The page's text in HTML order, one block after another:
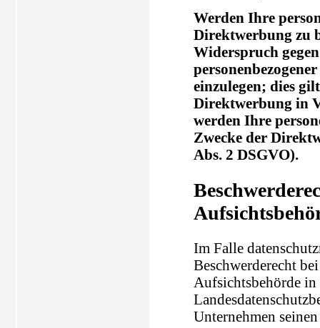
Werden Ihre
Direktwerbung zu
Widerspruch
einzulegen; dies
Direktwerbung in
werden Ihre
Zwecke der
Abs. 2 DSGVO).
Im Falle
Beschwerderecht
Aufsichtsbehörde in
Unternehmen